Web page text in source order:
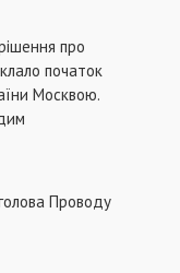
про
початок
Москвою.
Проводу